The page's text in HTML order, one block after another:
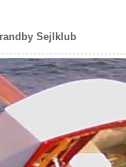
Sejlklub